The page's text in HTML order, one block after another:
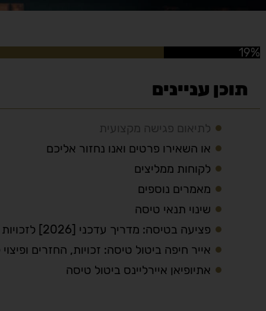
19%
תוכן עניינים
לתיאום פגישה מקצועית
או השאירו פרטים ואנו נחזור אליכם
לקוחות ממליצים
מאמרים נוספים
שינוי תנאי טיסה
פציעה בטיסה: מדריך עדכני [2026] לזכויות ופיצוי לנוסעים
אייר חיפה ביטול טיסה: זכויות, החזרים
אתיופיאן איירליינס ביטול טיסה